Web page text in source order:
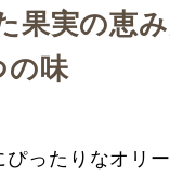
果実の恵
の味
ったりなオリ